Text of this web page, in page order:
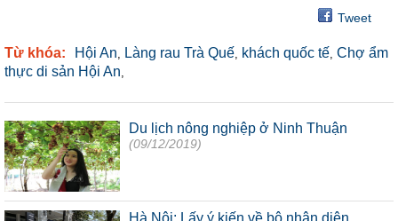
Tweet
Từ khóa: Hội An Làng rau Trà Quế khách quốc tế Chợ ẩm
thực di sản Hội An
Du lịch nông nghiệp ở Ninh Thuận
(09/12/2019)
Hà Nội: Lấy ý kiến về bộ nhận diện